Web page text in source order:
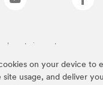
on your device to
site usage, and deliver
anteriormente son marcas